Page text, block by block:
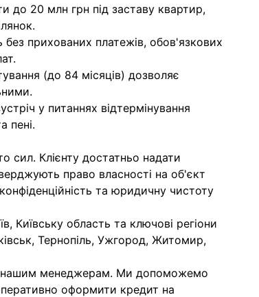
до 20 млн грн під заставу квартир,
без прихованих платежів, обов'язкових
(до 84 місяців) дозволяє
у питаннях відтермінування
пені.
сил. Клієнту достатньо надати
право власності на об'єкт
та юридичну чистоту
Київську область та ключові регіони
Тернопіль, Ужгород, Житомир,
нашим менеджерам. Ми допоможемо
оформити кредит на